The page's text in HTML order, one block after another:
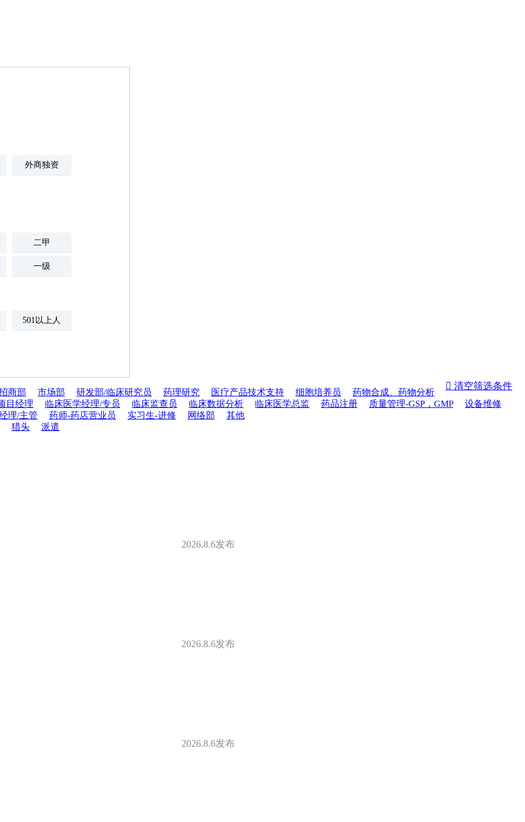
外商独资
二甲
一级
501以上人
绩效奖金
 清空筛选条件
商部 市场部 研发部/临床研究员 药理研究 医疗产品技术支持 细胞培养员
药物合成、药物分析
目经理 临床医学经理/专员 临床监查员 临床数据分析 临床医学总监 药品注册 质量管理-GSP，GMP
设备维修
理/主管 药师-药店营业员 实习生-进修 网络部
其他
猎头 派遣
2026.8.6发布
2026.8.6发布
2026.8.6发布